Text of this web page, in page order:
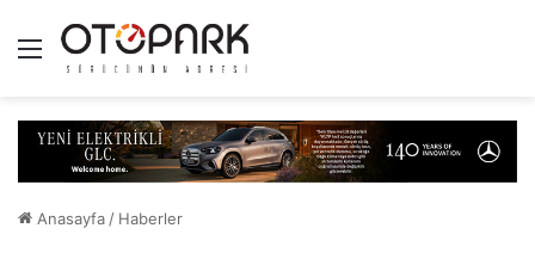
Menü
Anasayfa / Haberler